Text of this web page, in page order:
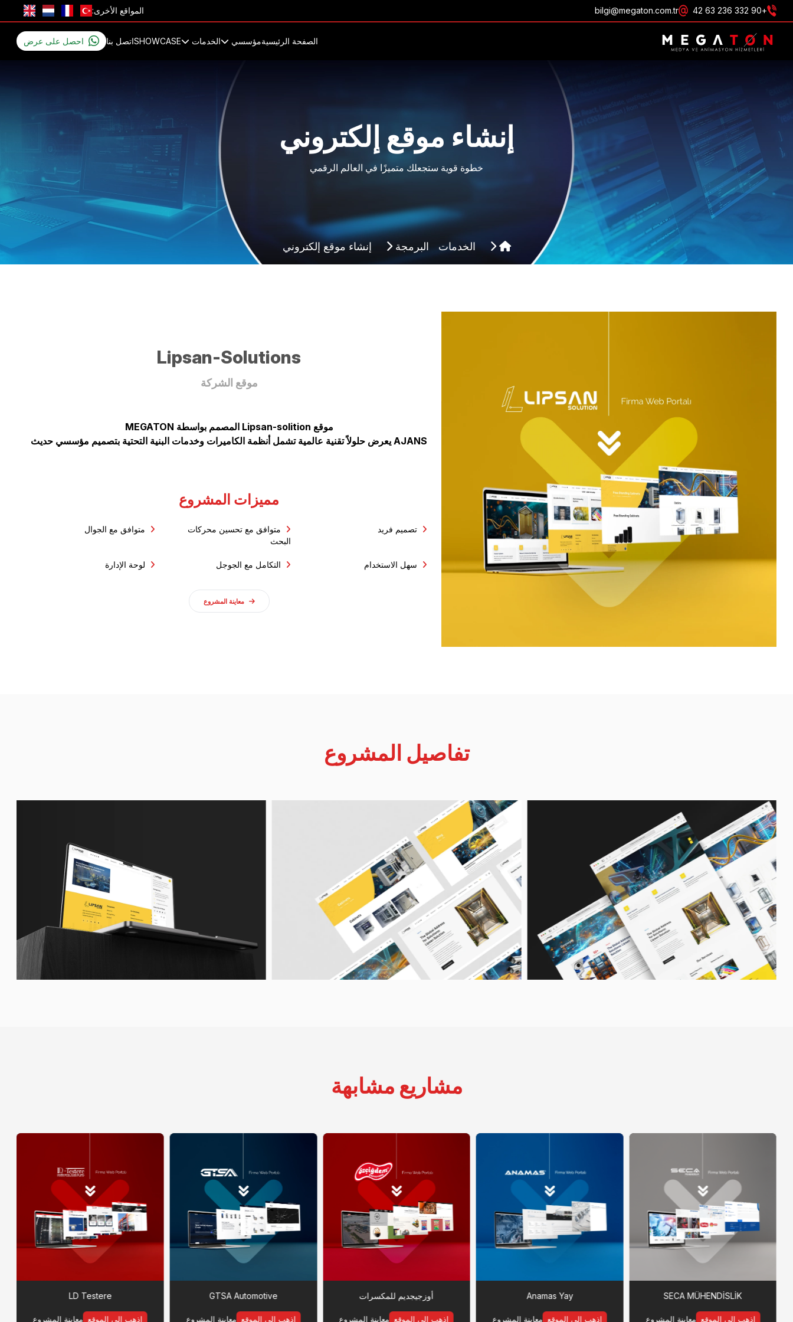
+90 332 236 63 42
bilgi@megaton.com.tr المواقع الأخرى:
الصفحة الرئيسيةمؤسسي الخدمات SHOWCASEاتصل بنا احصل على عرض
احصل على عرض
إنشاء موقع إلكتروني
خطوة قوية ستجعلك متميزًا في العالم الرقمي
الخدمات البرمجة إنشاء موقع إلكتروني
Lipsan-Solutions
موقع الشركة
موقع Lipsan-solition المصمم بواسطة MEGATON
AJANS يعرض حلولاً تقنية عالمية تشمل أنظمة الكاميرات وخدمات البنية التحتية بتصميم مؤسسي حديث
مميزات المشروع
تصميم فريد
متوافق مع تحسين محركات
البحث
متوافق مع الجوال
سهل الاستخدام التكامل مع الجوجل لوحة الإدارة
معاينة المشروع
تفاصيل المشروع
مشاريع مشابهة
SECA MÜHENDİSLİK
اذهب إلى الموقع معاينة المشروع
Anamas Yay
اذهب إلى الموقع معاينة المشروع
أوزجيجديم للمكسرات
اذهب إلى الموقع معاينة المشروع
GTSA Automotive
اذهب إلى الموقع معاينة المشروع
LD Testere
اذهب إلى الموقع معاينة المشروع